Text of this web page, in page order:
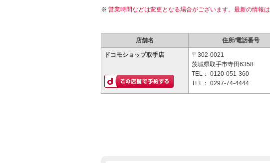
営業時間などは変更となる場合がございます。最新の情報は
店舗名 住所/電話番号
ドコモショップ取手店
〒302-0021
茨城県取手市寺田6358
TEL： 0120-051-360
TEL： 0297-74-4444